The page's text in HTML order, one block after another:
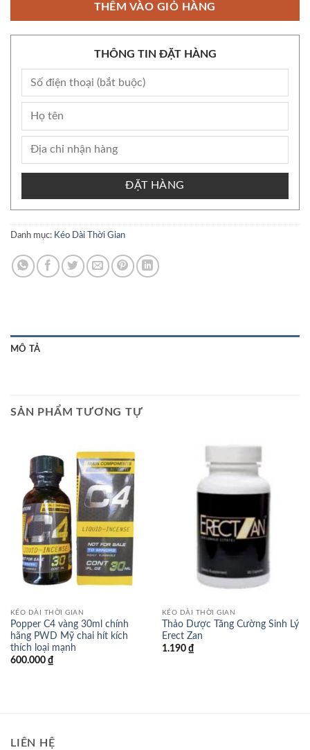
THÊM VÀO GIỎ HÀNG
THÔNG TIN ĐẶT HÀNG
ĐẶT HÀNG
Danh mục: Kéo Dài Thời Gian
MÔ TẢ
SẢN PHẨM TƯƠNG TỰ
KÉO DÀI THỜI GIAN
Popper C4 vàng 30ml chính
hãng PWD Mỹ chai hít kích
thích loại mạnh
600.000 ₫
KÉO DÀI THỜI GIAN
Thảo Dược Tăng Cường Sinh Lý
Erect Zan
1.190 ₫
LIÊN HỆ